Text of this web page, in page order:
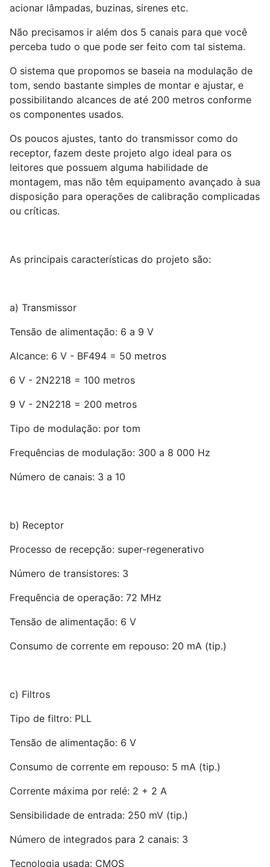
acionar lâmpadas, buzinas, sirenes etc.
Não precisamos ir além dos 5 canais para que você
perceba tudo o que pode ser feito com tal sistema.
O sistema que propomos se baseia na modulação de
tom, sendo bastante simples de montar e ajustar, e
possibilitando alcances de até 200 metros conforme
os componentes usados.
Os poucos ajustes, tanto do transmissor como do
receptor, fazem deste projeto algo ideal para os
leitores que possuem alguma habilidade de
montagem, mas não têm equipamento avançado à sua
disposição para operações de calibração complicadas
ou críticas.
As principais características do projeto são:
a) Transmissor
Tensão de alimentação: 6 a 9 V
Alcance: 6 V - BF494 = 50 metros
6 V - 2N2218 = 100 metros
9 V - 2N2218 = 200 metros
Tipo de modulação: por tom
Frequências de modulação: 300 a 8 000 Hz
Número de canais: 3 a 10
b) Receptor
Processo de recepção: super-regenerativo
Número de transistores: 3
Frequência de operação: 72 MHz
Tensão de alimentação: 6 V
Consumo de corrente em repouso: 20 mA (tip.)
c) Filtros
Tipo de filtro: PLL
Tensão de alimentação: 6 V
Consumo de corrente em repouso: 5 mA (tip.)
Corrente máxima por relé: 2 + 2 A
Sensibilidade de entrada: 250 mV (tip.)
Número de integrados para 2 canais: 3
Tecnologia usada: CMOS